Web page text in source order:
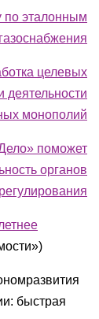
по эталонным
целевых
деятельности
монополий
поможет
органов
быстрая